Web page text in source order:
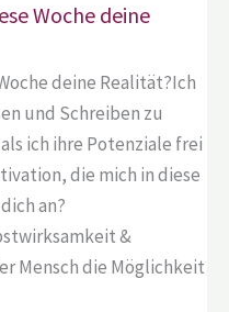
Woche deine
deine Realität?Ich
und Schreiben zu
ich ihre Potenziale frei
die mich in diese
an?
&
Mensch die Möglichkeit